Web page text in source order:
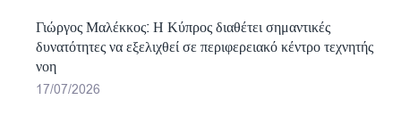
Γιώργος Μαλέκκος: Η Κύπρος διαθέτει σημαντικές
δυνατότητες να εξελιχθεί σε περιφερειακό κέντρο τεχνητής
νοη
17/07/2026